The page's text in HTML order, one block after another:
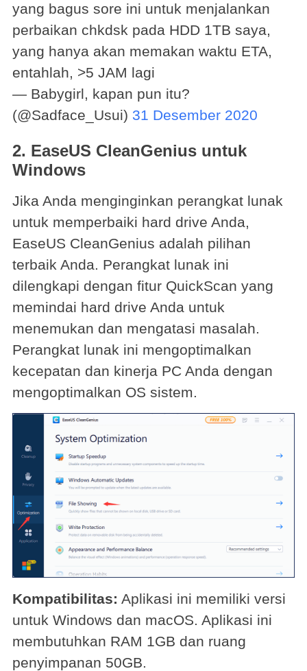
yang bagus sore ini untuk menjalankan
perbaikan chkdsk pada HDD 1TB saya,
yang hanya akan memakan waktu ETA,
entahlah, >5 JAM lagi
— Babygirl, kapan pun itu?
(@Sadface_Usui) 31 Desember 2020
2. EaseUS CleanGenius untuk
Windows
Jika Anda menginginkan perangkat lunak
untuk memperbaiki hard drive Anda,
EaseUS CleanGenius adalah pilihan
terbaik Anda. Perangkat lunak ini
dilengkapi dengan fitur QuickScan yang
memindai hard drive Anda untuk
menemukan dan mengatasi masalah.
Perangkat lunak ini mengoptimalkan
kecepatan dan kinerja PC Anda dengan
mengoptimalkan OS sistem.
Kompatibilitas: Aplikasi ini memiliki versi
untuk Windows dan macOS. Aplikasi ini
membutuhkan RAM 1GB dan ruang
penyimpanan 50GB.